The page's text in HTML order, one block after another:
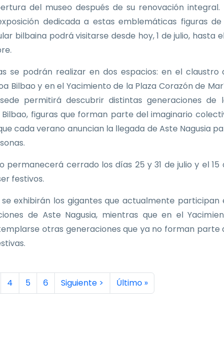
del museo después de su renovación integral.
dedicada a estas emblemáticas figuras
bilbaina podrá visitarse desde hoy, 1 de julio, hasta
se podrán realizar en dos espacios: en el claustro
Bilbao y en el Yacimiento de la Plaza Corazón de
permitirá descubrir distintas generaciones de
figuras que forman parte del imaginario
cada verano anuncian la llegada de Aste Nagusia
permanecerá cerrado los días 25 y 31 de julio y el 15
festivos.
se exhibirán los gigantes que actualmente participan
de Aste Nagusia, mientras que en el
otras generaciones que ya no forman parte
Página
4 Página
5 Página
6 Siguiente página
Siguiente > Última página
Último »